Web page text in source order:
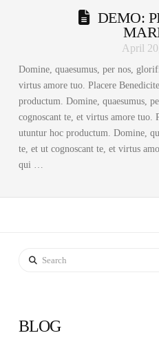
DEMO:
April
Domine, quaesumus, per nos,
virtus amore tuo. Placere
productum. Domine, quaesumus,
cognoscant te, et virtus amore tuo.
utuntur hoc productum. Domine,
te, et ut cognoscant te, et virtus
qui …
Search
BLOG